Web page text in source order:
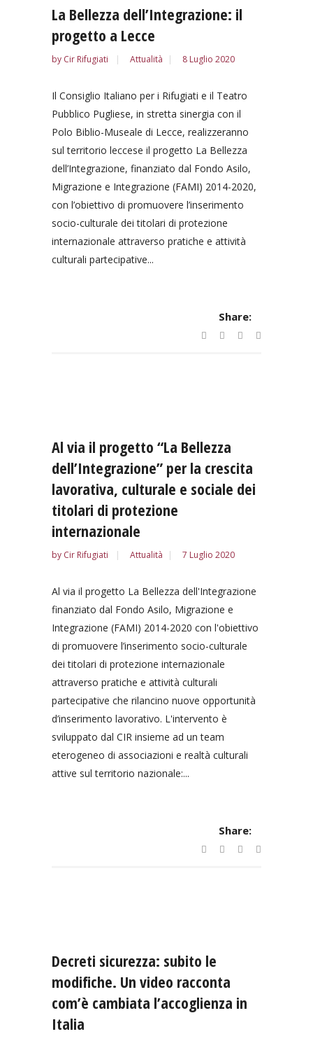
La Bellezza dell’Integrazione: il
progetto a Lecce
by Cir Rifugiati Attualità 8 Luglio 2020
Il Consiglio Italiano per i Rifugiati e il Teatro
Pubblico Pugliese, in stretta sinergia con il
Polo Biblio-Museale di Lecce, realizzeranno
sul territorio leccese il progetto La Bellezza
dell’Integrazione, finanziato dal Fondo Asilo,
Migrazione e Integrazione (FAMI) 2014-2020,
con l’obiettivo di promuovere l’inserimento
socio-culturale dei titolari di protezione
internazionale attraverso pratiche e attività
culturali partecipative...
Share:
Al via il progetto “La Bellezza
dell’Integrazione” per la crescita
lavorativa, culturale e sociale dei
titolari di protezione
internazionale
by Cir Rifugiati Attualità 7 Luglio 2020
Al via il progetto La Bellezza dell'Integrazione
finanziato dal Fondo Asilo, Migrazione e
Integrazione (FAMI) 2014-2020 con l'obiettivo
di promuovere l’inserimento socio-culturale
dei titolari di protezione internazionale
attraverso pratiche e attività culturali
partecipative che rilancino nuove opportunità
d’inserimento lavorativo. L'intervento è
sviluppato dal CIR insieme ad un team
eterogeneo di associazioni e realtà culturali
attive sul territorio nazionale:...
Share:
Decreti sicurezza: subito le
modifiche. Un video racconta
com’è cambiata l’accoglienza in
Italia